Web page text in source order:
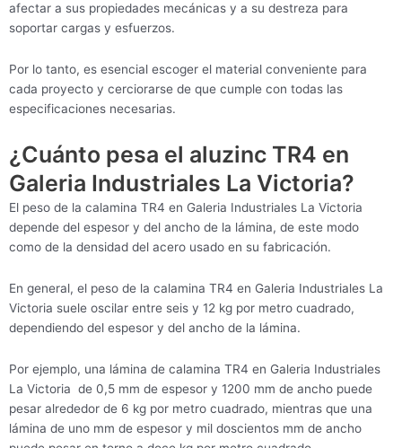
afectar a sus propiedades mecánicas y a su destreza para
soportar cargas y esfuerzos.
Por lo tanto, es esencial escoger el material conveniente para
cada proyecto y cerciorarse de que cumple con todas las
especificaciones necesarias.
¿Cuánto pesa el aluzinc TR4 en
Galeria Industriales La Victoria?
El peso de la calamina TR4 en Galeria Industriales La Victoria
depende del espesor y del ancho de la lámina, de este modo
como de la densidad del acero usado en su fabricación.
En general, el peso de la calamina TR4 en Galeria Industriales La
Victoria suele oscilar entre seis y 12 kg por metro cuadrado,
dependiendo del espesor y del ancho de la lámina.
Por ejemplo, una lámina de calamina TR4 en Galeria Industriales
La Victoria de 0,5 mm de espesor y 1200 mm de ancho puede
pesar alrededor de 6 kg por metro cuadrado, mientras que una
lámina de uno mm de espesor y mil doscientos mm de ancho